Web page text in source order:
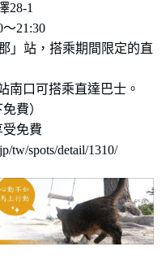
28-1
～21:30
」站，搭乘期間限定的直
南口可搭乘直達巴士。
費）
免費
tw/spots/detail/1310/